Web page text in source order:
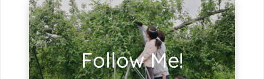
Follow Me!